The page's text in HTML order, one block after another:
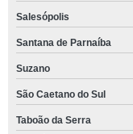
Salesópolis
Santana de Parnaíba
Suzano
São Caetano do Sul
Taboão da Serra